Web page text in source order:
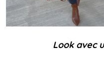
Look avec